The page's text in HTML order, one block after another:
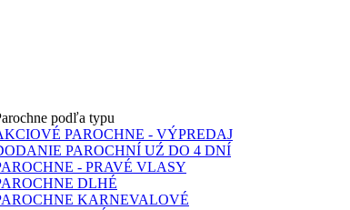
podľa typu
PAROCHNE - VÝPREDAJ
PAROCHNÍ UŹ DO 4 DNÍ
- PRAVÉ VLASY
DLHÉ
KARNEVALOVÉ